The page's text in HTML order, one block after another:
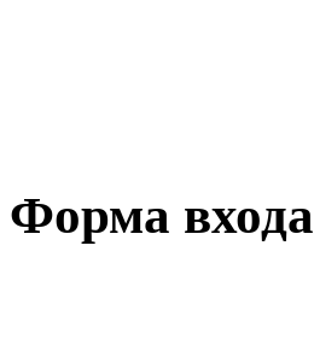
Форма входа